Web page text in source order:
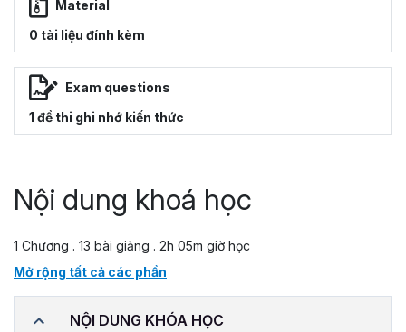
Material
0 tài liệu đính kèm
Exam questions
1 đề thi ghi nhớ kiến thức
Nội dung khoá học
1 Chương . 13 bài giảng . 2h 05m giờ học
Mở rộng tất cả các phần
NỘI DUNG KHÓA HỌC